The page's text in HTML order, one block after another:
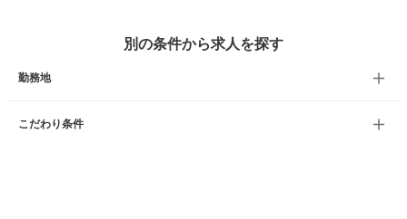
別の条件から求人を探す
勤務地
こだわり条件